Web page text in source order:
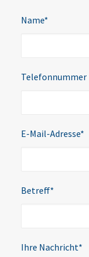
Name*
Telefonnummer
E-Mail-Adresse*
Betreff*
Ihre Nachricht*